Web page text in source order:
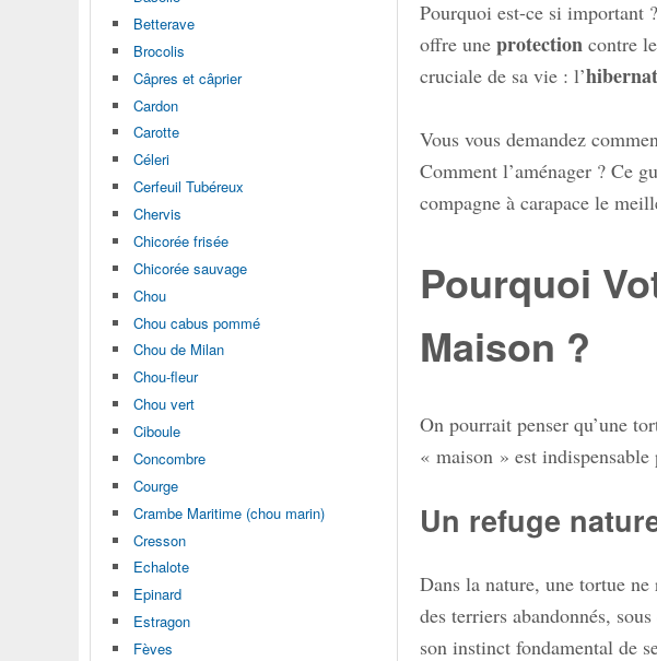
Pourquoi est-ce si important
offre une protection contre
cruciale de sa vie : l’
Vous vous demandez
Comment l’aménager ? Ce
compagne à carapace le
Pourquoi
Maison ?
On pourrait penser qu’une
« maison » est
Un refuge
Dans la nature, une tortue ne
des terriers abandonnés,
son instinct fondamental de
Betterave
Brocolis
Câpres et câprier
Cardon
Carotte
Céleri
Cerfeuil Tubéreux
Chervis
Chicorée frisée
Chicorée sauvage
Chou
Chou cabus pommé
Chou de Milan
Chou-fleur
Chou vert
Ciboule
Concombre
Courge
Crambe Maritime (chou marin)
Cresson
Echalote
Epinard
Estragon
Fèves